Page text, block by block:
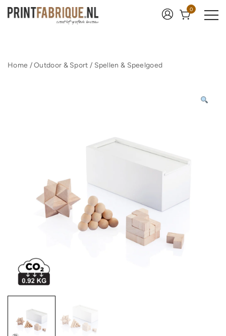
naar
0
Home /Outdoor & Sport / Spellen & Speelgoed